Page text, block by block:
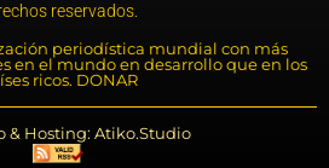
reservados.
periodística mundial con más
en el mundo en desarrollo que en los
ricos. DONAR
& Hosting: Atiko.Studio